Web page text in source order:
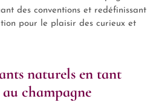
des conventions et redéfinissant
pour le plaisir des curieux et
naturels en tant
champagne